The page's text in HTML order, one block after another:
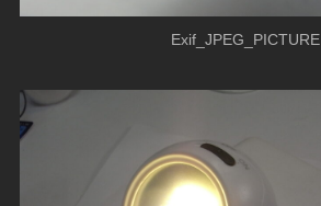
Exif_JPEG_PICTURE